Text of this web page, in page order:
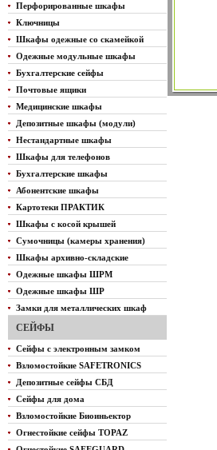
Перфорированные шкафы
Ключницы
Шкафы одежные со скамейкой
Одежные модульные шкафы
Бухгалтерские сейфы
Почтовые ящики
Медицинские шкафы
Депозитные шкафы (модули)
Нестандартные шкафы
Шкафы для телефонов
Бухгалтерские шкафы
Абонентские шкафы
Картотеки ПРАКТИК
Шкафы с косой крышей
Сумочницы (камеры хранения)
Шкафы архивно-складские
Одежные шкафы ШРМ
Одежные шкафы ШР
Замки для металлических шкаф
СЕЙФЫ
Сейфы с электронным замком
Взломостойкие SAFETRONICS
Депозитные сейфы СБД
Сейфы для дома
Взломостойкие Биоиньектор
Огнестойкие сейфы TOPAZ